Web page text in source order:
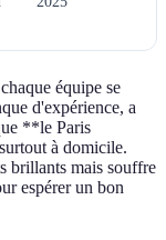
équipe se
d'expérience, a
**le Paris
à domicile.
brillants mais souffre
espérer un bon